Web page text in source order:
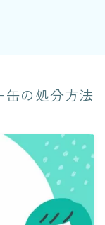
の処分方法